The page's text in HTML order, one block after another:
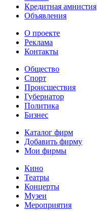
Кредитная амнистия
Объявления
О проекте
Реклама
Контакты
Общество
Спорт
Происшествия
Губернатор
Политика
Бизнес
Каталог фирм
Добавить фирму
Мои фирмы
Кино
Театры
Концерты
Музеи
Мероприятия